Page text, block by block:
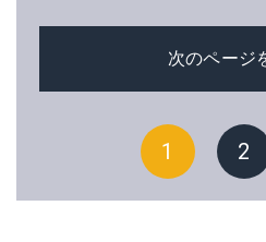
次のページ
1 2